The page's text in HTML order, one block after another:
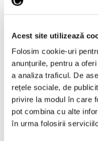
Acest site utilizează
Folosim cookie-uri
anunțurile, pentru a
a analiza traficul. De
rețele sociale, de
privire la modul în care
pot combina cu alte
în urma folosirii
30 Ianuarie 2023
Un tablou rar
pentru 3
ce
600 de dolari